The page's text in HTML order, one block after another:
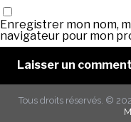
Enregistrer mon nom,
navigateur pour mon
Tous droits réservés. ©